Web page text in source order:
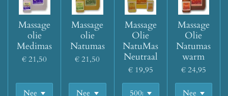
Massage
olie
Medimas
€ 21,50
Massage
olie
Natumas
€ 21,50
Massage
Olie
NatuMas
Neutraal
€ 19,95
Massage
Olie
Natumas
warm
€ 24,95